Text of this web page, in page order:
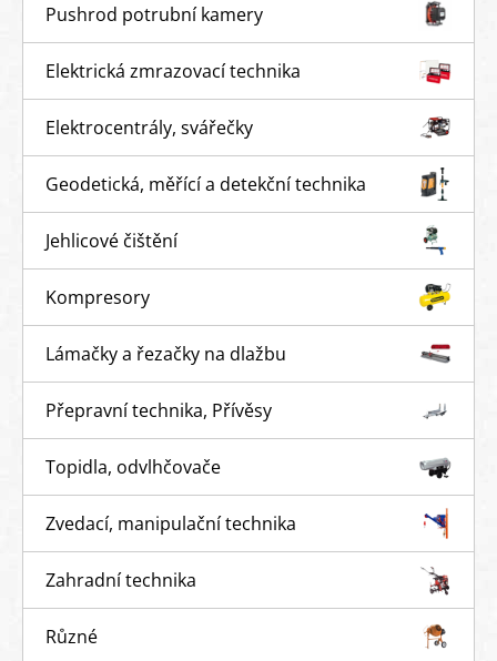
Pushrod potrubní kamery
Elektrická zmrazovací technika
Elektrocentrály, svářečky
Geodetická, měřící a detekční technika
Jehlicové čištění
Kompresory
Lámačky a řezačky na dlažbu
Přepravní technika, Přívěsy
Topidla, odvlhčovače
Zvedací, manipulační technika
Zahradní technika
Různé